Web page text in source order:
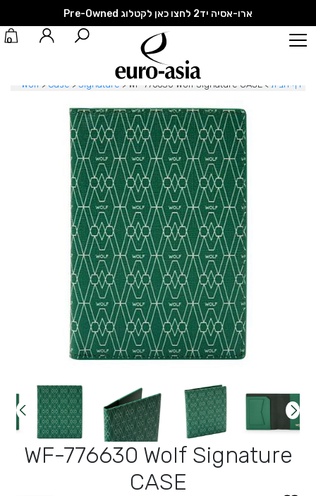
ארו-אסיה יד2 לחצו כאן לקטלוג Pre-Owned
0
דף הבית >
Wolf > Case > Signature > WF-776630 Wolf Signature CASE
WF-776630 Wolf Signature
CASE